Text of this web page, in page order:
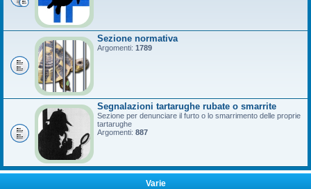
Sezione normativa
Argomenti: 1789
Segnalazioni tartarughe rubate o smarrite
Sezione per denunciare il furto o lo smarrimento delle proprie
tartarughe
Argomenti: 887
Varie